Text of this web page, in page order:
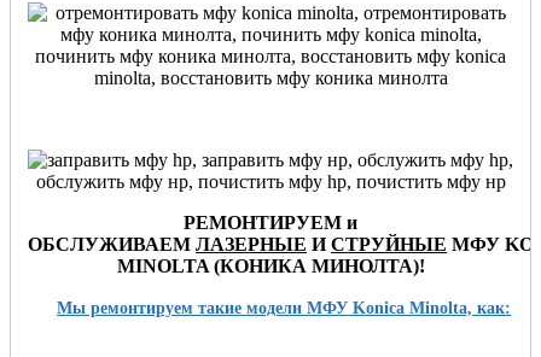
РЕМОНТИРУЕМ и
ОБСЛУЖИВАЕМ ЛАЗЕРНЫЕ ИСТРУЙНЫЕ МФУ
MINOLTA (КОНИКА МИНОЛТА)!
Мы ремонтируем такие модели МФУ Konica Minolta, как: